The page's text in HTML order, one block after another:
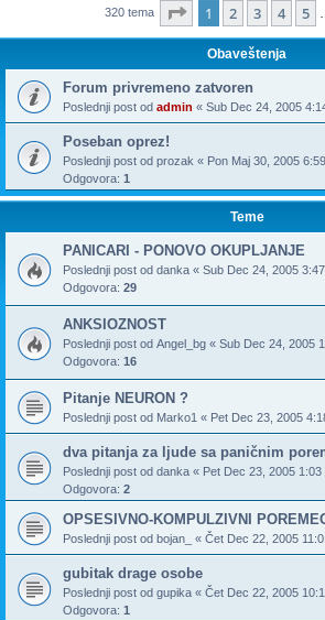
320 tema Stranica 1od11
1 2 3 4 5
Obaveštenja
Forum privremeno zatvoren
Poslednji post od admin « Sub Dec 24, 2005
Poseban oprez!
Poslednji post od prozak « Pon Maj 30, 2005
Odgovora: 1
Teme
PANICARI - PONOVO OKUPLJANJE
Poslednji post od danka « Sub Dec 24, 2005
Odgovora: 29
ANKSIOZNOST
Poslednji post od Angel_bg « Sub Dec 24, 2005
Odgovora: 16
Pitanje NEURON ?
Poslednji post od Marko1 « Pet Dec 23, 2005
dva pitanja za ljude sa paničnim
Poslednji post od danka « Pet Dec 23, 2005 1:03
Odgovora: 2
OPSESIVNO-KOMPULZIVNI
Poslednji post od bojan_ « Čet Dec 22, 2005
gubitak drage osobe
Poslednji post od gupika « Čet Dec 22, 2005
Odgovora: 1